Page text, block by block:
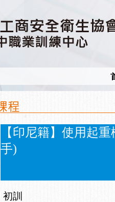
【印尼籍】使用起
手)
初訓